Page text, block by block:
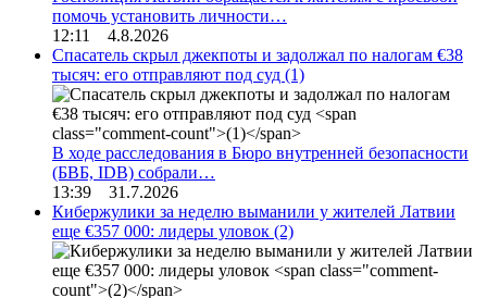
помочь установить личности…
12:11 4.8.2026
Спасатель скрыл джекпоты и задолжал по налогам €38
тысяч: его отправляют под суд (1)
В ходе расследования в Бюро внутренней безопасности
(БВБ, IDB) собрали…
13:39 31.7.2026
Кибержулики за неделю выманили у жителей Латвии
еще €357 000: лидеры уловок (2)